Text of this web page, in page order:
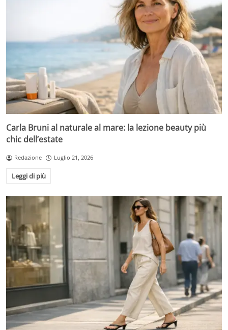
Carla Bruni al naturale al mare: la lezione beauty più
chic dell’estate
Redazione Luglio 21, 2026
Leggi di più